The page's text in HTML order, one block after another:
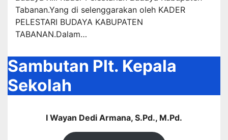
Tabanan.Yang di selenggarakan oleh KADER
PELESTARI BUDAYA KABUPATEN
TABANAN.Dalam…
Sambutan Plt. Kepala
Sekolah
I Wayan Dedi Armana, S.Pd., M.Pd.